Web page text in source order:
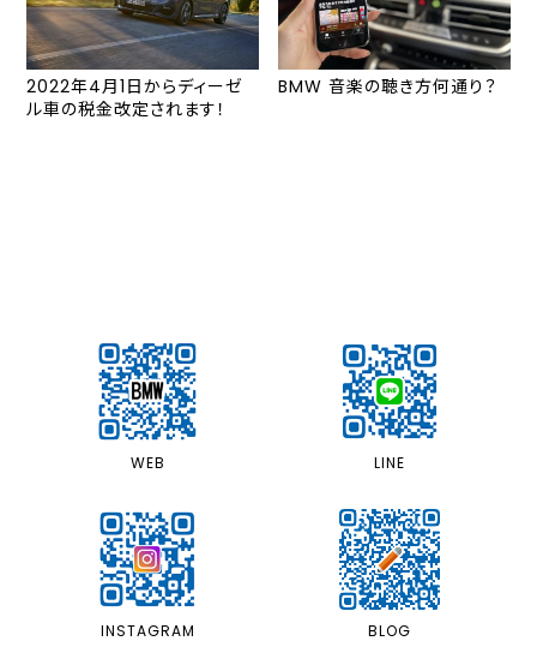
2022年4月1日からディーゼ
ル車の税金改定されます！
BMW 音楽の聴き方何通り？
WEB LINE
INSTAGRAM BLOG